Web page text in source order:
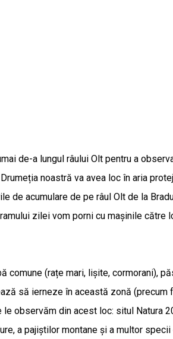
de-a lungul râului Olt pentru a
noastră va avea loc în aria
de acumulare de pe râul Olt de la
zilei vom porni cu mașinile către
(rațe mari, lișite, cormorani),
să ierneze în această zonă
observăm din acest loc: situl Natura
a pajiștilor montane și a multor